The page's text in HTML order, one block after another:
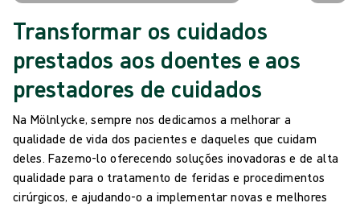
Transformar os cuidados
prestados aos doentes e aos
prestadores de cuidados
Na Mölnlycke, sempre nos dedicamos a melhorar a
qualidade de vida dos pacientes e daqueles que cuidam
deles. Fazemo-lo oferecendo soluções inovadoras e de alta
qualidade para o tratamento de feridas e procedimentos
cirúrgicos, e ajudando-o a implementar novas e melhores